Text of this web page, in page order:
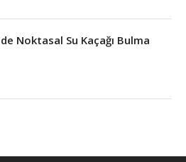
Noktasal Su Kaçağı Bulma